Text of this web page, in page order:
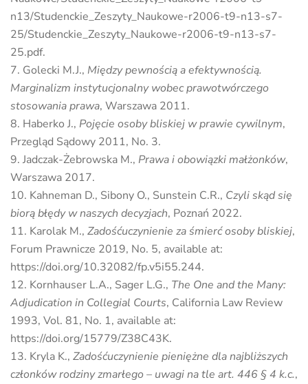
n13/Studenckie_Zeszyty_Naukowe-r2006-t9-n13-s7-
25/Studenckie_Zeszyty_Naukowe-r2006-t9-n13-s7-
25.pdf.
Golecki M.J., Między pewnością a efektywnością.
Marginalizm instytucjonalny wobec prawotwórczego
stosowania prawa, Warszawa 2011.
Haberko J., Pojęcie osoby bliskiej w prawie cywilnym,
Przegląd Sądowy 2011, No. 3.
Jadczak-Żebrowska M., Prawa i obowiązki małżonków,
Warszawa 2017.
Kahneman D., Sibony O., Sunstein C.R., Czyli skąd się
biorą błędy w naszych decyzjach, Poznań 2022.
Karolak M., Zadośćuczynienie za śmierć osoby bliskiej,
Forum Prawnicze 2019, No. 5, available at:
https://doi.org/10.32082/fp.v5i55.244.
Kornhauser L.A., Sager L.G., The One and the Many:
Adjudication in Collegial Courts, California Law Review
1993, Vol. 81, No. 1, available at:
https://doi.org/15779/Z38C43K.
Kryla K., Zadośćuczynienie pieniężne dla najbliższych
członków rodziny zmarłego – uwagi na tle art. 446 § 4 k.c.,